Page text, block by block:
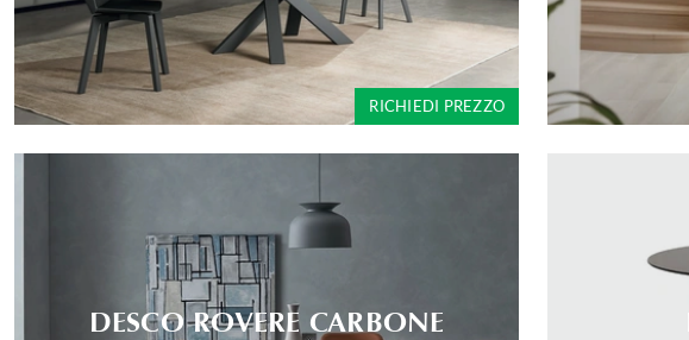
RICHIEDI PREZZO
DESCO ROVERE CARBONE